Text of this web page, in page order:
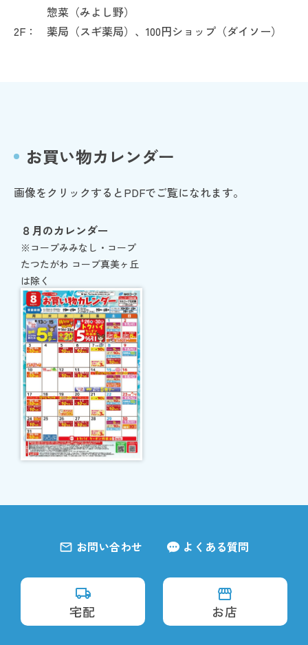
惣菜（みよし野）
2F：
薬局（スギ薬局）、100円ショップ（ダイソー）
お買い物カレンダー
画像をクリックするとPDFでご覧になれます。
８月のカレンダー
※コープみみなし・コープ
たつたがわ コープ真美ヶ丘
は除く
お問い合わせ よくある質問
宅配 お店